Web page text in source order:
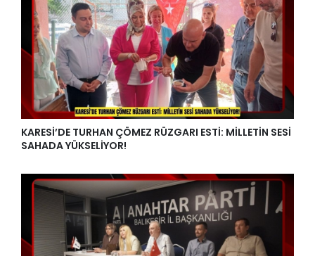
KARESİ’DE TURHAN ÇÖMEZ RÜZGARI ESTİ: MİLLETİN SESİ
SAHADA YÜKSELİYOR!